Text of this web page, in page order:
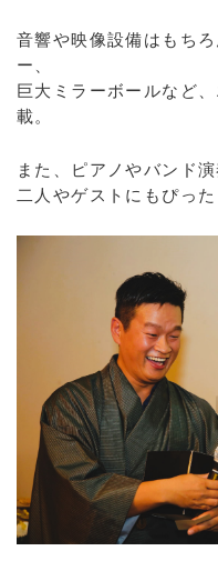
音響や映像設備はもち
ー、
巨大ミラーボールなど
載。
また、ピアノやバンド
二人やゲストにもぴった